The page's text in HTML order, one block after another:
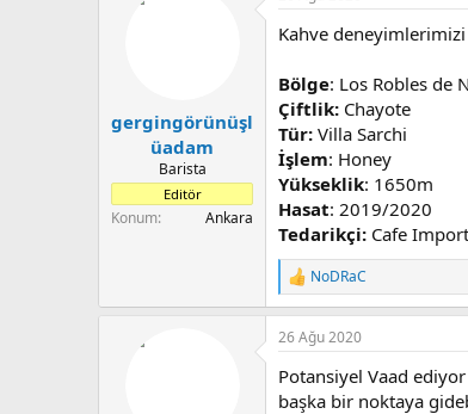
a
n
n
g
ç
t
a
r
i
h
i
gergingörünüşl
üadam
Barista
Editör
Konum Ankara
Kahve
Bölge: Los Robles de
Çiftlik: Chayote
Tür: Villa Sarchi
İşlem: Honey
Yükseklik: 1650m
Hasat: 2019/2020
Tedarikçi: Cafe
T
e
p
k
l
e
NoDRaC
26 Ağu 2020
Potansiyel Vaad
başka bir noktaya